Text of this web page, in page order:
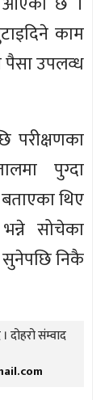
काम
पैसा उपलव्ध
परीक्षणका
पुग्दा
थिए
सोचेका
सुनेपछि निकै
दोहरो संम्वाद